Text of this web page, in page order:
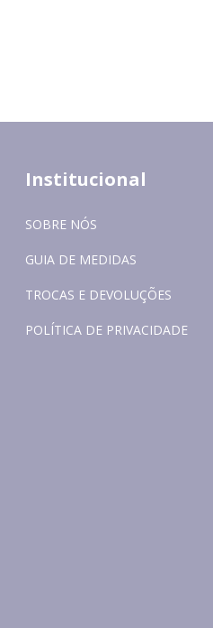
Institucional
SOBRE NÓS
GUIA DE MEDIDAS
TROCAS E DEVOLUÇÕES
POLÍTICA DE PRIVACIDADE